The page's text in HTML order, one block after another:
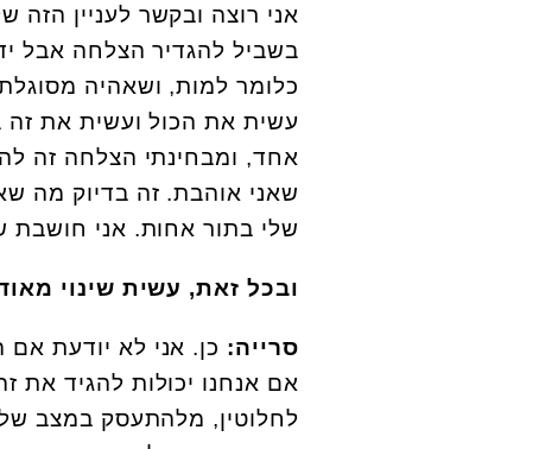
אני רוצה ובקשר לעניין
בשביל להגדיר הצלחה אבל
כלומר למות, ושאהיה
עשית את הכול ועשית את זה
אחד, ומבחינתי הצלחה זה
שאני אוהבת. זה בדיוק מה
שלי בתור אחות. אני חושבת
ובכל זאת, עשית שינוי מאוד
סרייה: כן. אני לא יודעת אם
אם אנחנו יכולות להגיד את
לחלוטין, מלהתעסק במצב